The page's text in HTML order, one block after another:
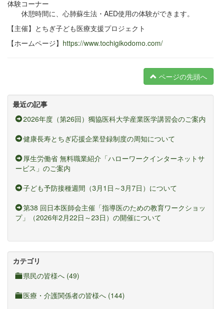
体験コーナー
休憩時間に、心肺蘇生法・AED使用の体験ができます。
【主催】とちぎ子ども医療支援プロジェクト
【ホームページ】 https://www.tochigikodomo.com/
ページの先頭へ
最近の記事
2026年度（第26回）獨協医科大学産業医学講習会のご案内
健康長寿とちぎ応援企業登録制度の周知について
厚生労働省 無料職業紹介「ハローワークインターネットサ
ービス」のご案内
子ども予防接種週間（3月1日～3月7日）について
第38 回日本医師会主催「指導医のための教育ワークショッ
プ」（2026年2月22日～23日）の開催について
カテゴリ
県民の皆様へ (49)
医療・介護関係者の皆様へ (144)